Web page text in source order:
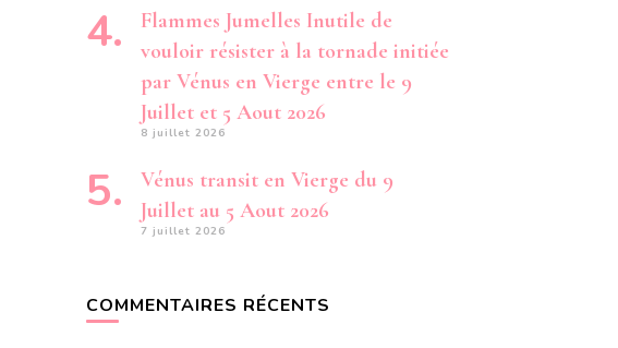
Flammes Jumelles Inutile de
vouloir résister à la tornade initiée
par Vénus en Vierge entre le 9
Juillet et 5 Aout 2026
8 juillet 2026
Vénus transit en Vierge du 9
Juillet au 5 Aout 2026
7 juillet 2026
COMMENTAIRES RÉCENTS